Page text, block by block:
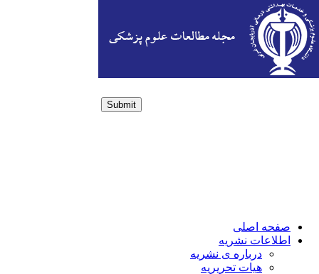
Submit
صفحه اصلی
اطلاعات نشریه
درباره ی نشریه
هیات تحریریه